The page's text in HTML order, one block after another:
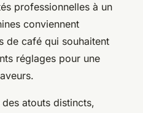
professionnelles à un
conviennent
de café qui souhaitent
réglages pour une
des atouts distincts,